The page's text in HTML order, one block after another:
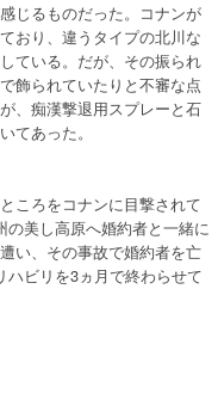
じるものだった。コナンが
おり、違うタイプの北川な
ている。だが、その振られ
飾られていたりと不審な点
、痴漢撃退用スプレーと石
てあった。
ころをコナンに目撃されて
美し高原へ婚約者と一緒に
い、その事故で婚約者を亡
ハビリを3ヵ月で終わらせて